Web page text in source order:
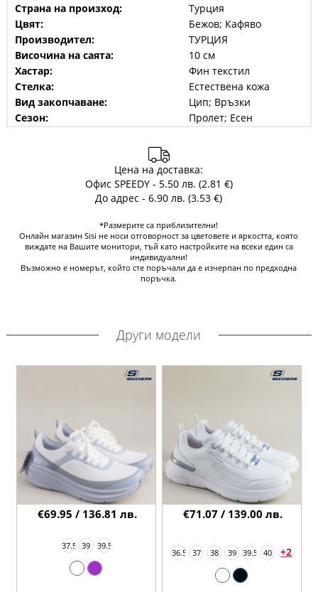
Страна на произход:
Турция
Цвят:
Бежов; Кафяво
Производител:
ТУРЦИЯ
Височина на саята:
10 см
Хастар:
Фин текстил
Стелка:
Естествена кожа
Вид закопчаване:
Цип; Връзки
Сезон:
Пролет; Есен
Цена на доставка:
Офис SPEEDY - 5.50 лв. (2.81 €)
До адрес - 6.90 лв. (3.53 €)
*Размерите са приблизителни!
Онлайн магазин Sisi не носи отговорност за цветовете и яркостта, която
виждате на Вашите монитори, тъй като настройките на всеки един са
индивидуални!
Възможно е номерът, който сте поръчали да е изчерпан по предходна
поръчка.
Други модели
37.5 39 39.5
€69.95 / 136.81 лв.
36.5 37 38 39 39.5 40 +2
€71.07 / 139.00 лв.